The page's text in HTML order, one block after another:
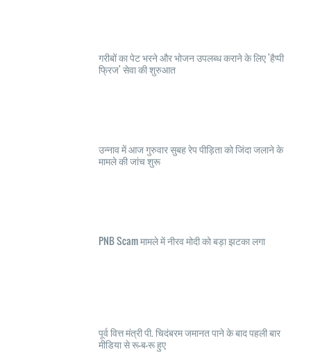
गरीबों का पेट भरने और भोजन उपलब्ध कराने के लिए 'हैप्पी
फ्रिज' सेवा की शुरुआत
उन्नाव में आज गुरुवार सुबह रेप पीड़िता को जिंदा जलाने के
मामले की जांच शुरू
PNB Scam मामले में नीरव मोदी को बड़ा झटका लगा
पूर्व वित्त मंत्री पी. चिदंबरम जमानत पाने के बाद पहली बार
मीडिया से रू-ब-रू हुए